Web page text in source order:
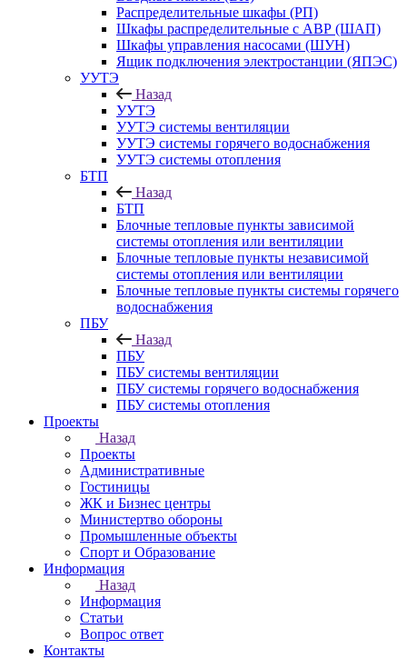
Распределительные шкафы (РП)
Шкафы распределительные с АВР (ШАП)
Шкафы управления насосами (ШУН)
Ящик подключения электростанции (ЯПЭС)
УУТЭ
Назад
УУТЭ
УУТЭ системы вентиляции
УУТЭ системы горячего водоснабжения
УУТЭ системы отопления
БТП
Назад
БТП
Блочные тепловые пункты зависимой
системы отопления или вентиляции
Блочные тепловые пункты независимой
системы отопления или вентиляции
Блочные тепловые пункты системы горячего
водоснабжения
ПБУ
Назад
ПБУ
ПБУ системы вентиляции
ПБУ системы горячего водоснабжения
ПБУ системы отопления
Проекты
Назад
Проекты
Административные
Гостиницы
ЖК и Бизнес центры
Министертво обороны
Промышленные объекты
Спорт и Образование
Информация
Назад
Информация
Статьи
Вопрос ответ
Контакты